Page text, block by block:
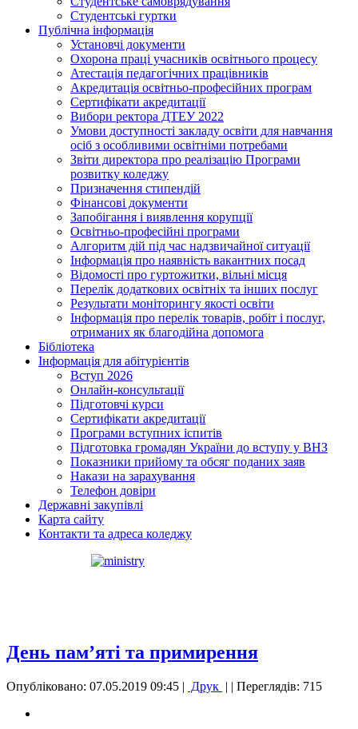
Студентські гуртки
Публічна інформація
Установчі документи
Охорона праці учасників освітнього процесу
Атестація педагогічних працівників
Акредитація освітньо-професійних програм
Сертифікати акредитації
Вибори ректора ДТЕУ 2022
Умови доступності закладу освіти для навчання
осіб з особливими освітніми потребами
Звіти директора про реалізацію Програми
розвитку коледжу
Призначення стипендій
Фінансові документи
Запобігання і виявлення корупції
Освітньо-професійні програми
Алгоритм дій під час надзвичайної ситуації
Інформація про наявність вакантних посад
Відомості про гуртожитки, вільні місця
Перелік додаткових освітніх та інших послуг
Результати моніторингу якості освіти
Інформація про перелік товарів, робіт і послуг,
отриманих як благодійна допомога
Бібліотека
Інформація для абітурієнтів
Вступ 2026
Онлайн-консультації
Підготовчі курси
Сертифікати акредитації
Програми вступних іспитів
Підготовка громадян України до вступу у ВНЗ
Показники прийому та обсяг поданих заяв
Накази на зарахування
Телефон довіри
Державні закупівлі
Карта сайту
Контакти та адреса коледжу
День пам’яті та примирення
Опубліковано: 07.05.2019 09:45 | Друк | | Переглядів: 715